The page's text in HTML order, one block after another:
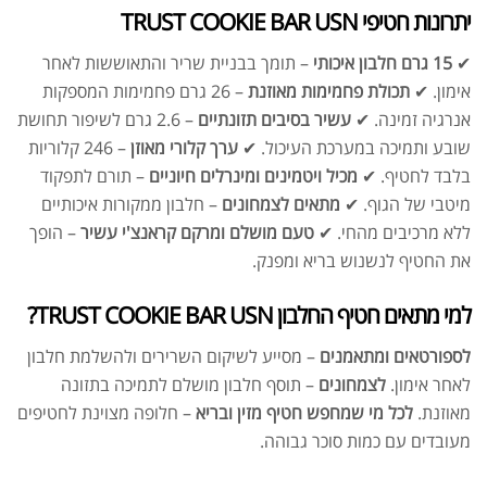
יתרונות חטיפי TRUST COOKIE BAR USN
✔ 15 גרם חלבון איכותי
– תומך בבניית שריר והתאוששות לאחר
אימון. ✔ תכולת פחמימות מאוזנת
– 26 גרם פחמימות המספקות
אנרגיה זמינה. ✔ עשיר בסיבים תזונתיים
– 2.6 גרם לשיפור תחושת
שובע ותמיכה במערכת העיכול. ✔ ערך קלורי מאוזן
– 246 קלוריות
בלבד לחטיף. ✔ מכיל ויטמינים ומינרלים חיוניים – תורם לתפקוד
מיטבי של הגוף. ✔ מתאים לצמחונים – חלבון ממקורות איכותיים
ללא מרכיבים מהחי. ✔ טעם מושלם ומרקם קראנצ'י עשיר– הופך
את החטיף לנשנוש בריא ומפנק.
למי מתאים חטיף החלבון TRUST COOKIE BAR USN?
לספורטאים ומתאמנים – מסייע לשיקום השרירים ולהשלמת חלבון
לאחר אימון. לצמחונים – תוסף חלבון מושלם לתמיכה בתזונה
מאוזנת. לכל מי שמחפש חטיף מזין ובריא– חלופה מצוינת לחטיפים
מעובדים עם כמות סוכר גבוהה.